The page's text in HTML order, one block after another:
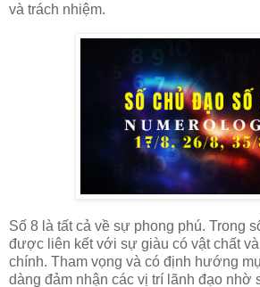
và trách nhiệm.
Số 8 là tất cả về sự phong phú. Trong
được liên kết với sự giàu có vật chất
chính. Tham vọng và có định hướng
dàng đảm nhận các vị trí lãnh đạo nhờ